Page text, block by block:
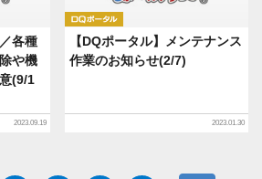
各種
や機
(9/1
2023.09.19
【DQポータル】メンテナンス
作業のお知らせ(2/7)
2023.01.30